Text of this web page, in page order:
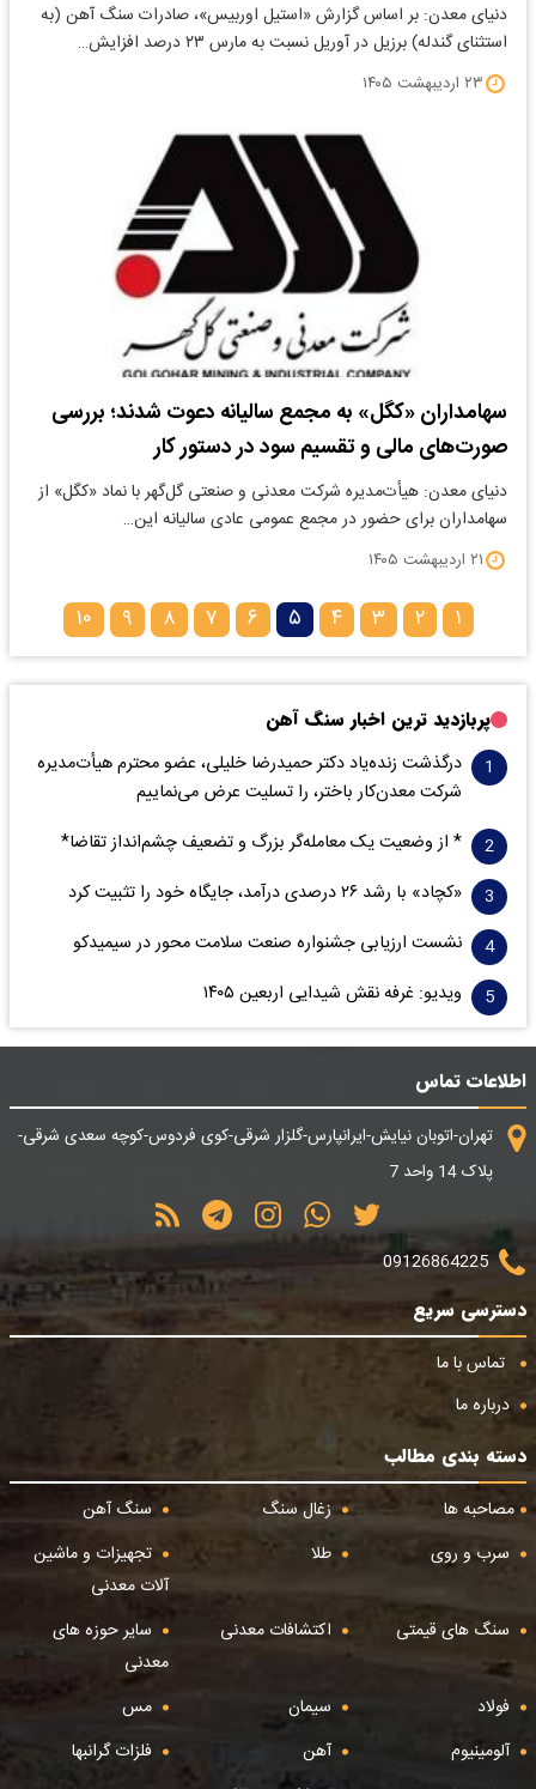
دنیای معدن: بر اساس گزارش «استیل اوربیس»، صادرات سنگ آهن (به
استثنای گندله) برزیل در آوریل نسبت به مارس ۲۳ درصد افزایش…
۲۳ اردیبهشت ۱۴۰۵
سهامداران «کگل» به مجمع سالیانه دعوت شدند؛ بررسی
صورت‌های مالی و تقسیم سود در دستور کار
دنیای معدن: هیأت‌مدیره شرکت معدنی و صنعتی گل‌گهر با نماد «کگل» از
سهامداران برای حضور در مجمع عمومی عادی سالیانه این…
۲۱ اردیبهشت ۱۴۰۵
۱ ۲ ۳ ۴ ۵ ۶ ۷ ۸ ۹ ۱۰
پربازدید ترین اخبار سنگ آهن
درگذشت زنده‌یاد دکتر حمیدرضا خلیلی، عضو محترم هیأت‌مدیره
شرکت معدن‌کار باختر، را تسلیت عرض می‌نماییم
* از وضعیت یک معامله‌گر بزرگ و تضعیف چشم‌انداز تقاضا*
«کچاد» با رشد ۲۶ درصدی درآمد، جایگاه خود را تثبیت کرد
نشست ارزیابی جشنواره صنعت سلامت‌ محور در سیمیدکو
ویدیو: غرفه نقش شیدایی اربعین ۱۴۰۵
اطلاعات تماس
تهران-اتوبان نیایش-ایرانپارس-گلزار شرقی-کوی فردوس-کوچه سعدی شرقی-
پلاک 14 واحد 7
09126864225
دسترسی سریع
تماس با ما
درباره ما
دسته بندی مطالب
مصاحبه ها
زغال سنگ
سنگ آهن
سرب و روی
طلا
تجهیزات و ماشین
آلات معدنی
سنگ های قیمتی
اکتشافات معدنی
سایر حوزه های
معدنی
فولاد
سیمان
مس
آلومینیوم
آهن
فلزات گرانبها